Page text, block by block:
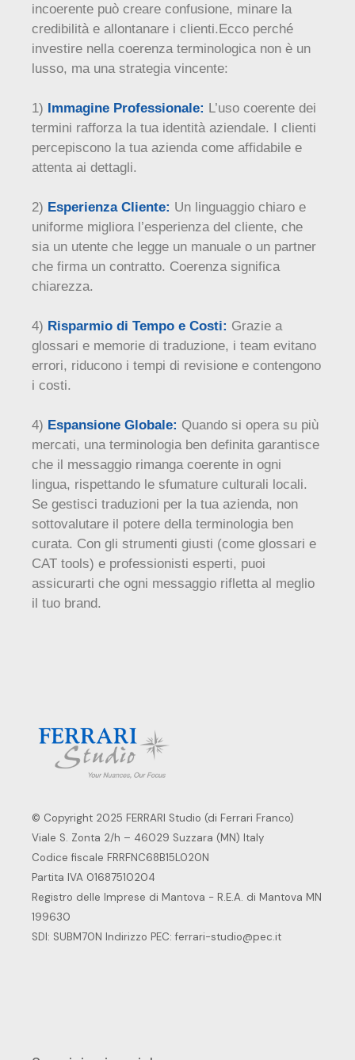
incoerente può creare confusione, minare la
credibilità e allontanare i clienti.Ecco perché
investire nella coerenza terminologica non è un
lusso, ma una strategia vincente:
1) Immagine Professionale: L’uso coerente dei
termini rafforza la tua identità aziendale. I clienti
percepiscono la tua azienda come affidabile e
attenta ai dettagli.
2) Esperienza Cliente: Un linguaggio chiaro e
uniforme migliora l’esperienza del cliente, che
sia un utente che legge un manuale o un partner
che firma un contratto. Coerenza significa
chiarezza.
4) Risparmio di Tempo e Costi: Grazie a
glossari e memorie di traduzione, i team evitano
errori, riducono i tempi di revisione e contengono
i costi.
4) Espansione Globale: Quando si opera su più
mercati, una terminologia ben definita garantisce
che il messaggio rimanga coerente in ogni
lingua, rispettando le sfumature culturali locali.
Se gestisci traduzioni per la tua azienda, non
sottovalutare il potere della terminologia ben
curata. Con gli strumenti giusti (come glossari e
CAT tools) e professionisti esperti, puoi
assicurarti che ogni messaggio rifletta al meglio
il tuo brand.
© Copyright 2025 FERRARI Studio (di Ferrari Franco)
Viale S. Zonta 2/h – 46029 Suzzara (MN) Italy
Codice fiscale FRRFNC68B15L020N
Partita IVA 01687510204
Registro delle Imprese di Mantova - R.E.A. di Mantova MN
199630
SDI: SUBM70N Indirizzo PEC:ferrari-studio@pec.it